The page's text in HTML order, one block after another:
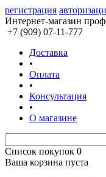
регистрация
Интернет-магазин
+7 (909) 07-11-777
Доставка
•
Оплата
•
Консультация
•
О магазине
Список покупок 0
Ваша корзина пуста